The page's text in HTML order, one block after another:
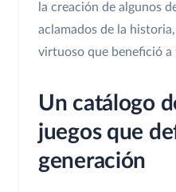
la creación de algunos
aclamados de la
virtuoso que benefició
Un catálogo
juegos que
generación